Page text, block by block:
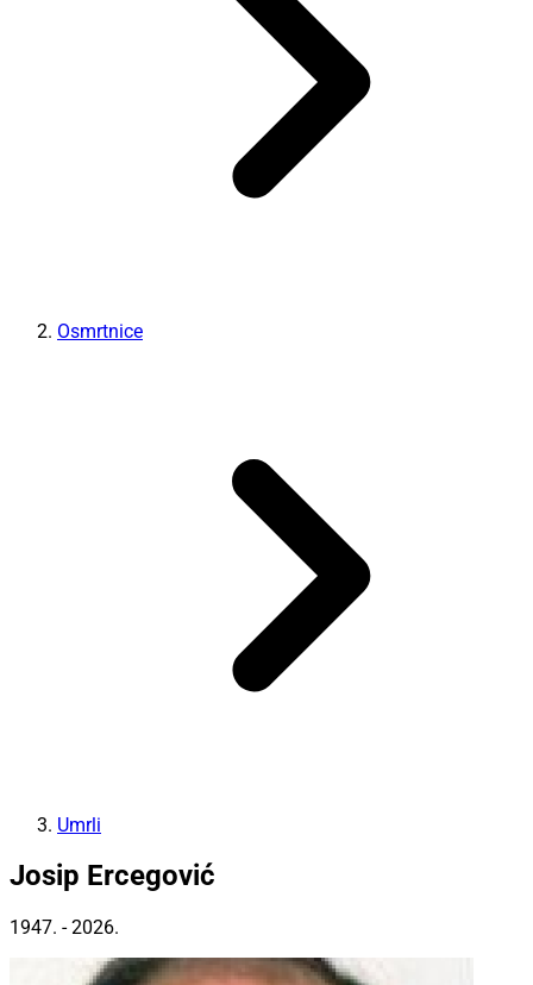
Osmrtnice
Umrli
Josip Ercegović
1947. - 2026.